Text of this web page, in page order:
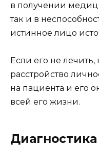
в получении
так и в
истинное лицо
Если его не
расстройство
на пациента и его
всей его жизни.
Диагностика